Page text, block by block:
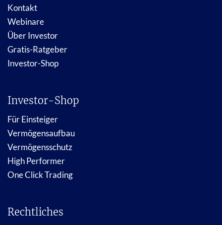
Kontakt
Webinare
Über Investor
Gratis-Ratgeber
Investor-Shop
Investor-Shop
Für Einsteiger
Vermögensaufbau
Vermögensschutz
High Performer
One Click Trading
Rechtliches